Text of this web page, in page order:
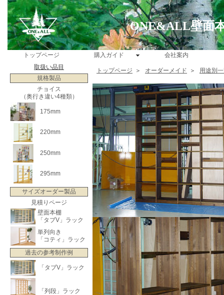
ONE&ALL壁面
トップページ 購入ガイド
会社案内
取扱い品目
規格製品
チョイス
（奥行き違い4種類）
175mm
220mm
250mm
295mm
サイズオーダー製品
見積りページ
壁面本棚
「タブV」ラック
単列向き
「コティ」ラック
過去の参考制作例
「タブV」ラック
「列段」ラック
トップページ ＞ オーダーメイド ＞ 用途別